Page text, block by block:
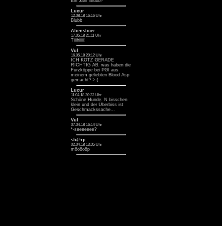
Lucur
12.08.18 16:16 Uhr
Blubb
Alienslicer
17.05.18 21:11 Uhr
Tiiihiiiii!
Vul
16.05.18 20:12 Uhr
ICH KOTZ GERADE
RICHTIG AB. was haben die
Furzköppe bei PGI aus
meinem geliebten Blood Asp
gemacht? >:(
Lucur
11.04.18 20:23 Uhr
Schöne Hunde. N bisschen
klein und der Überbiss ist
Geschmackssache...
Vul
07.04.18 16:14 Uhr
*-seeeeeee?
sh@rp
02.04.18 13:05 Uhr
möööööp